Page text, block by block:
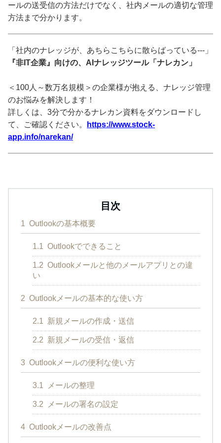
ールの送受信の方法だけでなく、社内メールの適切な管理
方法まで分かります。
「社内のナレッジが、あちらこちらに散らばっている---」
『非IT企業』向けの、AIナレッジツール「ナレカン」
＜100人～数万名規模＞の企業様が抱える、ナレッジ管理
のお悩みを解決します！
詳しくは、3分で分かるナレカン資料をダウンロードし
て、ご確認ください。
https://www.stock-
app.info/narekan/
目次
1 Outlookの基本概要
1.1 Outlookでできること
1.2 Outlookメールと他のメールアプリとの違
い
2 Outlookメールの基本的な使い方
2.1 新規メールの作成・送信
2.2 新規メールの受信・返信
3 Outlookメールの便利な使い方
3.1 メールの整理
3.2 メールの署名の設定
4 Outlookメールの改善点